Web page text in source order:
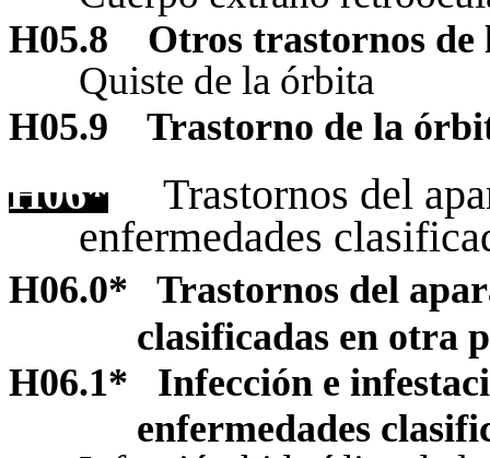
H05.8 Otros trastornos
Quiste de la órbita
H05.9 Trastorno de la
H06*
Trastornos del
enfermedades
H06.0*
Trastornos del
clasificadas en otra
H06.1*
Infección e
enfermedades